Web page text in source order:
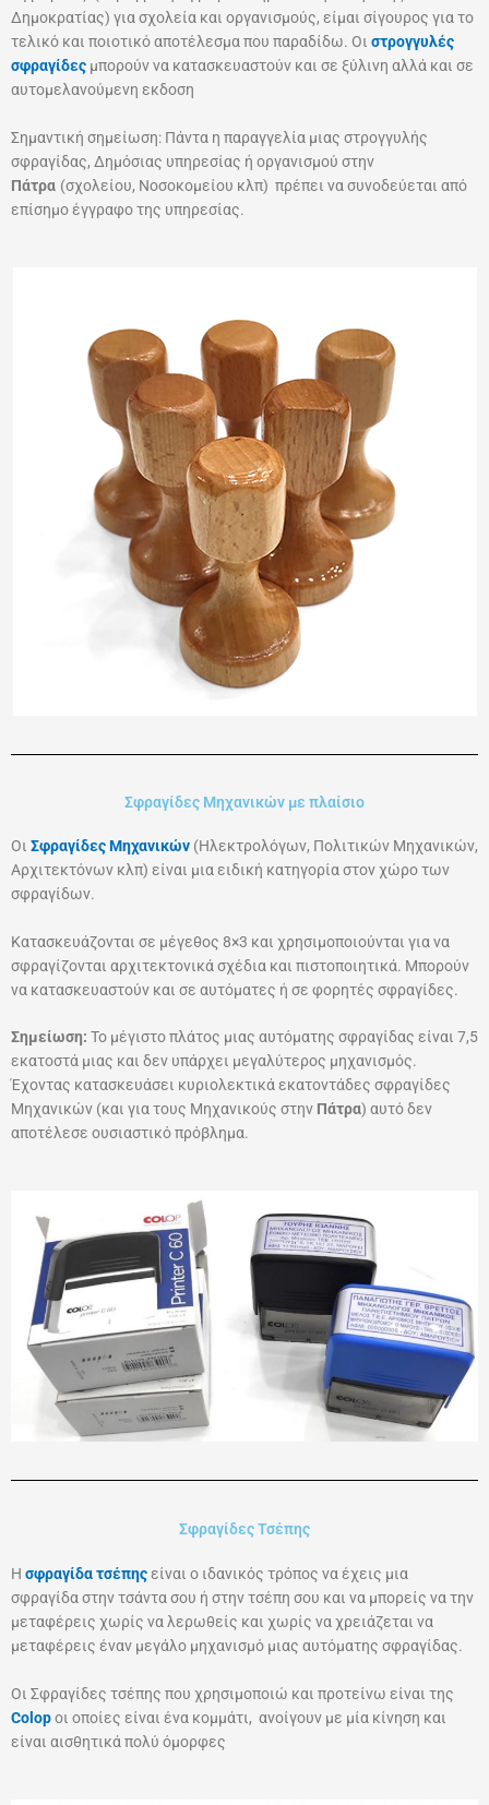
Δημοκρατίας) για σχολεία και οργανισμούς, είμαι σίγουρος για το
τελικό και ποιοτικό αποτέλεσμα που παραδίδω. Οι στρογγυλές
σφραγίδες μπορούν να κατασκευαστούν και σε ξύλινη αλλά και σε
αυτομελανούμενη εκδοση
Σημαντική σημείωση: Πάντα η παραγγελία μιας στρογγυλής
σφραγίδας, Δημόσιας υπηρεσίας ή οργανισμού στην
Πάτρα (σχολείου, Νοσοκομείου κλπ) πρέπει να συνοδεύεται από
επίσημο έγγραφο της υπηρεσίας.
Σφραγίδες Μηχανικών με πλαίσιο
Οι Σφραγίδες Μηχανικών (Ηλεκτρολόγων, Πολιτικών Μηχανικών,
Αρχιτεκτόνων κλπ) είναι μια ειδική κατηγορία στον χώρο των
σφραγίδων.
Κατασκευάζονται σε μέγεθος 8×3 και χρησιμοποιούνται για να
σφραγίζονται αρχιτεκτονικά σχέδια και πιστοποιητικά. Μπορούν
να κατασκευαστούν και σε αυτόματες ή σε φορητές σφραγίδες.
Σημείωση: Το μέγιστο πλάτος μιας αυτόματης σφραγίδας είναι 7,5
εκατοστά μιας και δεν υπάρχει μεγαλύτερος μηχανισμός.
Έχοντας κατασκευάσει κυριολεκτικά εκατοντάδες σφραγίδες
Μηχανικών (και για τους Μηχανικούς στην Πάτρα) αυτό δεν
αποτέλεσε ουσιαστικό πρόβλημα.
Σφραγίδες Τσέπης
Η σφραγίδα τσέπηςείναι ο ιδανικός τρόπος να έχεις μια
σφραγίδα στην τσάντα σου ή στην τσέπη σου και να μπορείς να την
μεταφέρεις χωρίς να λερωθείς και χωρίς να χρειάζεται να
μεταφέρεις έναν μεγάλο μηχανισμό μιας αυτόματης σφραγίδας.
Οι Σφραγίδες τσέπης που χρησιμοποιώ και προτείνω είναι της
Colopοι οποίες είναι ένα κομμάτι, ανοίγουν με μία κίνηση και
είναι αισθητικά πολύ όμορφες